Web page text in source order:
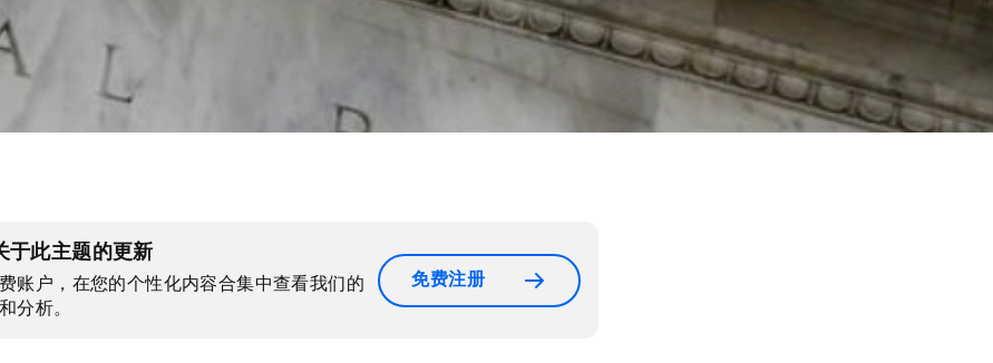
于此主题的更新
账户，在您的个性化内容合集中查看我们的
分析。
免费注册